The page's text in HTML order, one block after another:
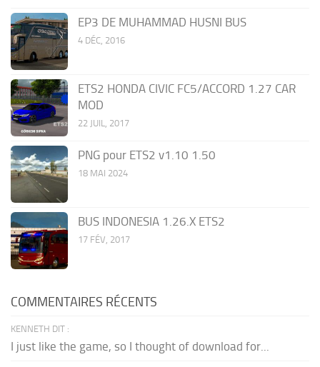
EP3 DE MUHAMMAD HUSNI BUS
4 DÉC, 2016
ETS2 HONDA CIVIC FC5/ACCORD 1.27 CAR
MOD
22 JUIL, 2017
PNG pour ETS2 v1.10 1.50
18 MAI 2024
BUS INDONESIA 1.26.X ETS2
17 FÉV, 2017
COMMENTAIRES RÉCENTS
KENNETH DIT :
I just like the game, so I thought of download for...